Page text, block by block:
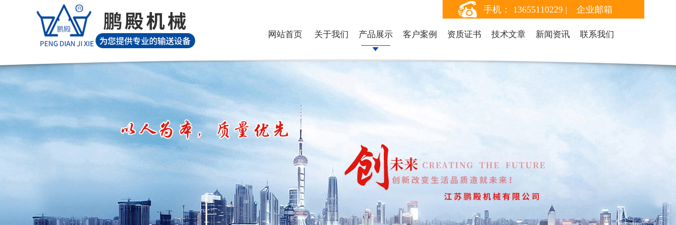
手机： 13655110229 | 企业邮箱
网站首页 关于我们 产品展示 客户案例 资质证书 技术文章 新闻资讯 联系我们